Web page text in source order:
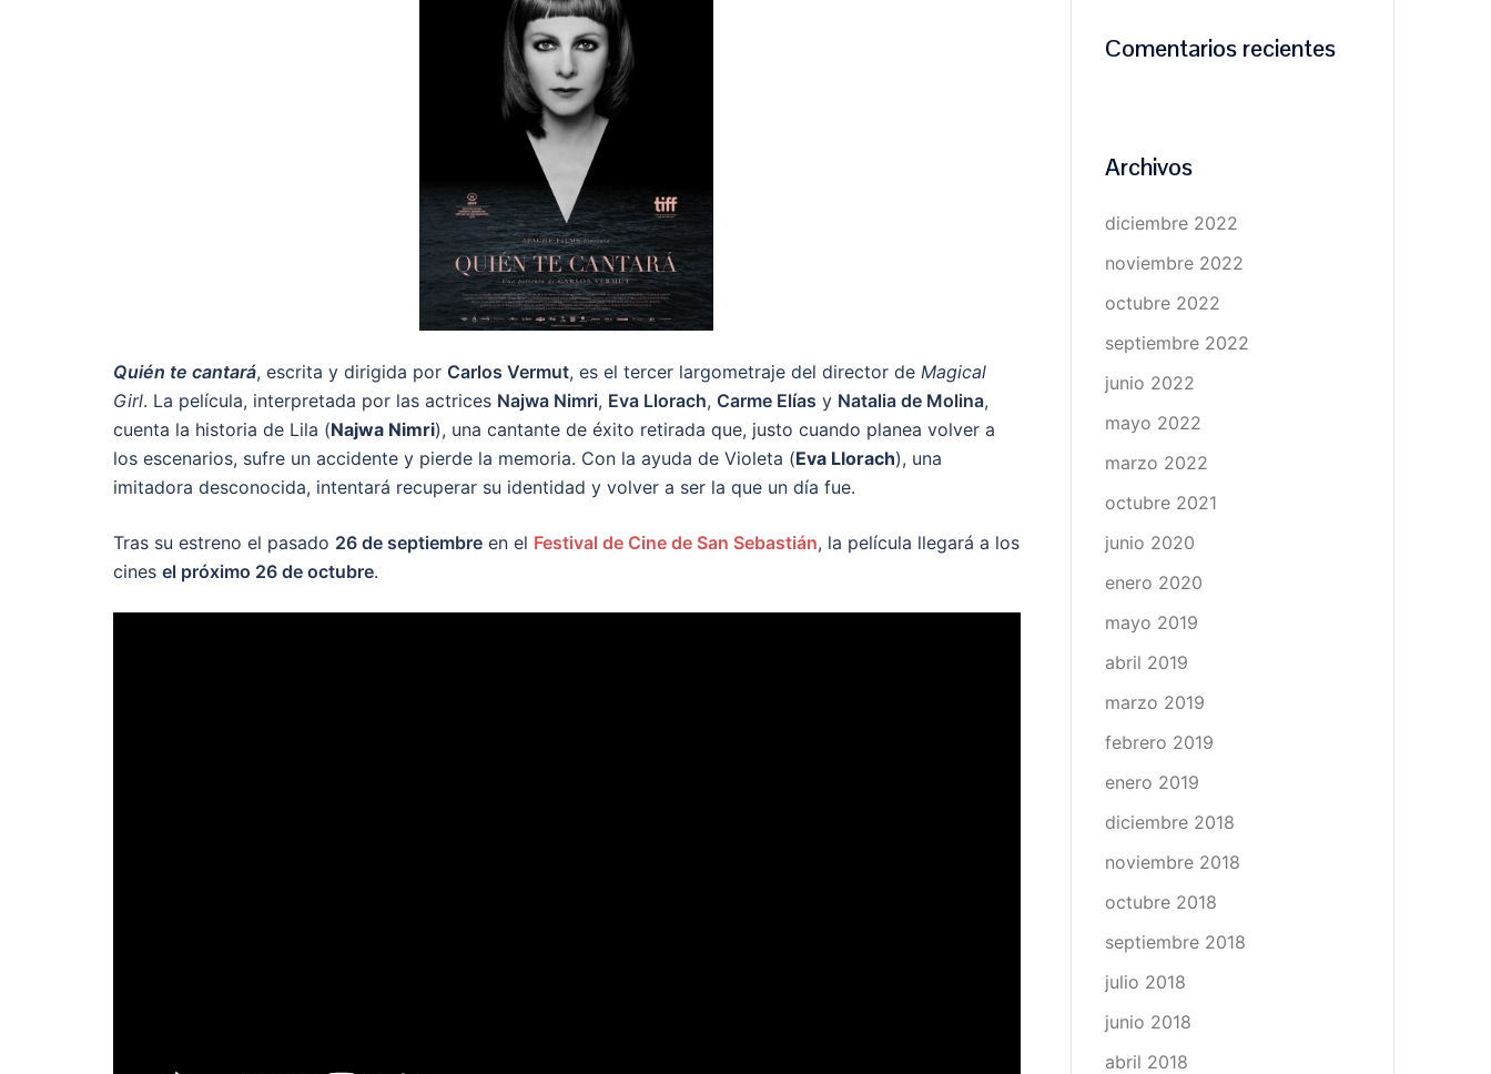
Quién te cantará, escrita y dirigida por Carlos Vermut, es el tercer largometraje del director de Magical
Girl. La película, interpretada por las actrices Najwa Nimri, Eva Llorach, Carme Elías y Natalia de Molina,
cuenta la historia de Lila (Najwa Nimri), una cantante de éxito retirada que, justo cuando planea volver a
los escenarios, sufre un accidente y pierde la memoria. Con la ayuda de Violeta (Eva Llorach), una
imitadora desconocida, intentará recuperar su identidad y volver a ser la que un día fue.
Tras su estreno el pasado 26 de septiembre en el Festival de Cine de San Sebastián, la película llegará a los
cines el próximo 26 de octubre.
Comentarios recientes
Archivos
diciembre 2022
noviembre 2022
octubre 2022
septiembre 2022
junio 2022
mayo 2022
marzo 2022
octubre 2021
junio 2020
enero 2020
mayo 2019
abril 2019
marzo 2019
febrero 2019
enero 2019
diciembre 2018
noviembre 2018
octubre 2018
septiembre 2018
julio 2018
junio 2018
abril 2018